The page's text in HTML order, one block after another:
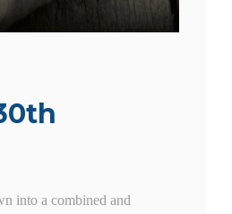
into a combined and